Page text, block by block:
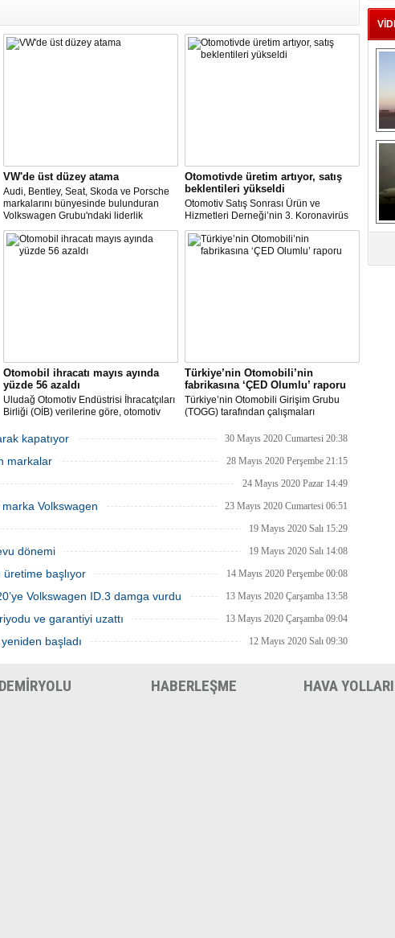
VW'de üst düzey atama
Audi, Bentley, Seat, Skoda ve Porsche
markalarını bünyesinde bulunduran
Volkswagen Grubu'ndaki liderlik
değişiminin şirketin güçlü işçi
temsilcileriyle maliyet indirimini
müzakere etmeye çalıştığı bir zamanda
Otomotivde üretim artıyor, satış
beklentileri yükseldi
Otomotiv Satış Sonrası Ürün ve
Hizmetleri Derneği’nin 3. Koronavirüs
Etki Araştırması’na göre; üretime devam
eden şirketlerin oranı yükselişe geçti.
Ara veren şirketler ise bu ay
Otomobil ihracatı mayıs ayında
yüzde 56 azaldı
Uludağ Otomotiv Endüstrisi İhracatçıları
Birliği (OİB) verilerine göre, otomotiv
sürdüğü Mayıs ayında geçen senenin
aynı dönemine göre yüzde 56 düşüşle 1
milyar 203 milyon dolar ihracat
Türkiye’nin Otomobili’nin
fabrikasına ‘ÇED Olumlu’ raporu
Türkiye’nin Otomobili Girişim Grubu
(TOGG) tarafından çalışmaları
Türkiye’nin Otomobili yatırımı Bursa’nın
fabrika inşaatının başlayabilmesi için
aldı.
kapatıyor 30 Mayıs 2020 Cumartesi 20:38
markalar 28 Mayıs 2020 Perşembe 21:15
24 Mayıs 2020 Pazar 14:49
Volkswagen 23 Mayıs 2020 Cumartesi 06:51
19 Mayıs 2020 Salı 15:29
dönemi 19 Mayıs 2020 Salı 14:08
başlıyor 14 Mayıs 2020 Perşembe 00:08
Volkswagen ID.3 damga vurdu 13 Mayıs 2020 Çarşamba 13:58
ve garantiyi uzattı 13 Mayıs 2020 Çarşamba 09:04
başladı 12 Mayıs 2020 Salı 09:30
DEMİRYOLU HABERLEŞME HAVA YOLLARI